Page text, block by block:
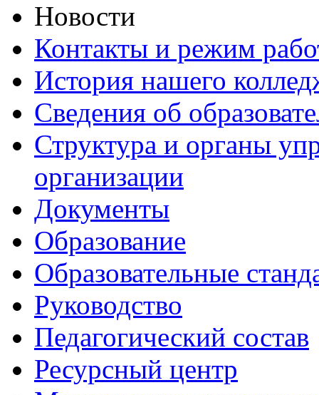
Новости
Контакты и режим
История нашего
Сведения об
Структура и органы
организации
Документы
Образование
Образовательные
Руководство
Педагогический состав
Ресурсный центр